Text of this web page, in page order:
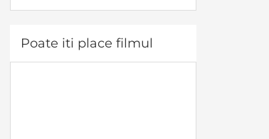
Poate iti place filmul